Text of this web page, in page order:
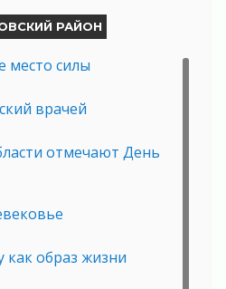
РАЙОН
место силы
врачей
отмечают День
как образ жизни